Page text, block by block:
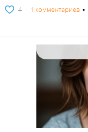
4 1 комментариев •